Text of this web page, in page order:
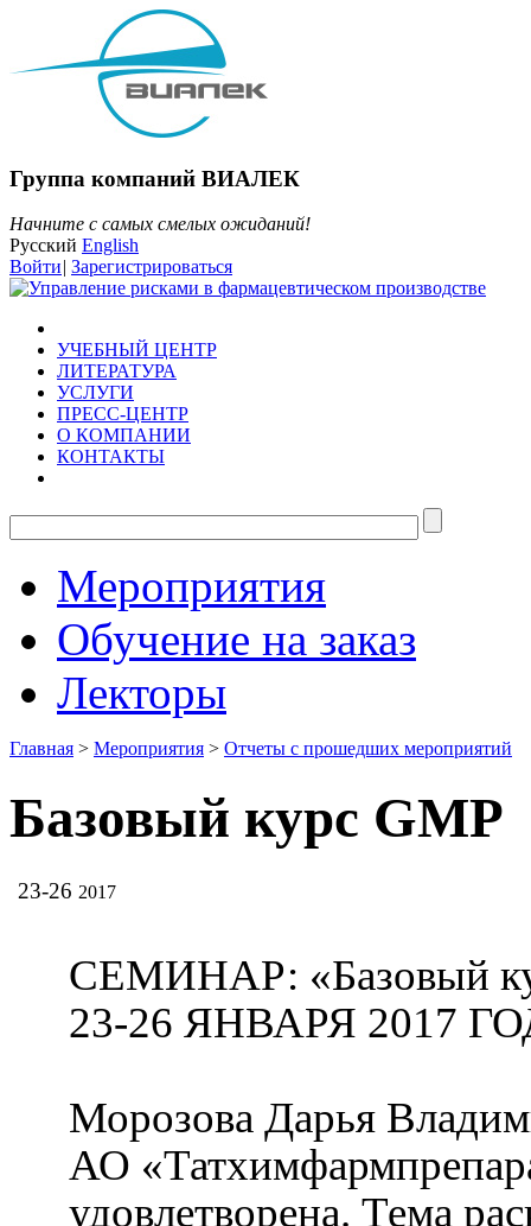
Группа компаний ВИАЛЕК
Начните с самых смелых ожиданий!
Русский English
Войти| Зарегистрироваться
УЧЕБНЫЙ ЦЕНТР
ЛИТЕРАТУРА
УСЛУГИ
ПРЕСС-ЦЕНТР
О КОМПАНИИ
КОНТАКТЫ
Мероприятия
Обучение на заказ
Лекторы
Главная > Мероприятия > Отчеты с прошедших мероприятий
Базовый курс GMP
23-26 2017
СЕМИНАР: «Базовый
23-26 ЯНВАРЯ 2017
Морозова Дарья
АО
удовлетворена. Тема